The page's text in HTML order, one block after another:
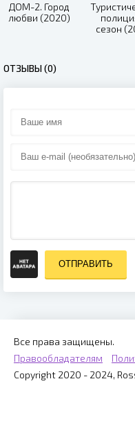
ДОМ-2. Город
любви (2020)
сезон
ОТЗЫВЫ (0)
ОТПРАВИТЬ
Все права защищены.
Правообладателям
Copyright 2020 - 2024,